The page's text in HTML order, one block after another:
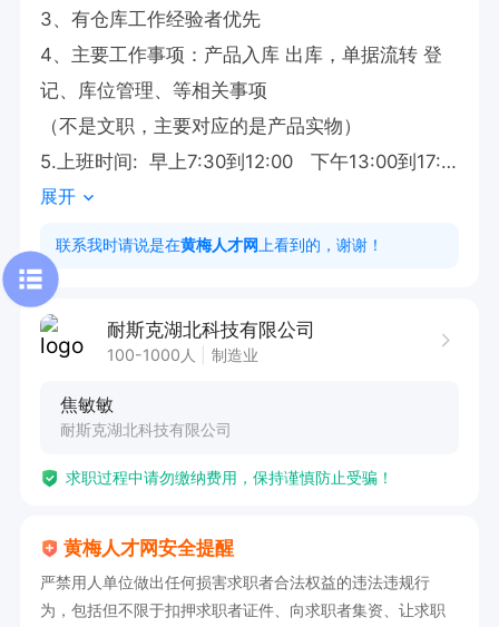
3、有仓库工作经验者优先
4、主要工作事项：产品入库 出库，单据流转 登
记、库位管理、等相关事项
（不是文职，主要对应的是产品实物）
5.上班时间:  早上7:30到12:00   下午13:00到17:3
0下班，加班另外算
展开
联系我时请说是在黄梅人才网 上看到的，谢谢！
耐斯克湖北科技有限公司
100-1000人 制造业
焦敏敏
耐斯克湖北科技有限公司
求职过程中请勿缴纳费用，保持谨慎防止受骗！
黄梅人才网安全提醒
严禁用人单位做出任何损害求职者合法权益的违法违规行
为，包括但不限于扣押求职者证件、向求职者集资、让求职